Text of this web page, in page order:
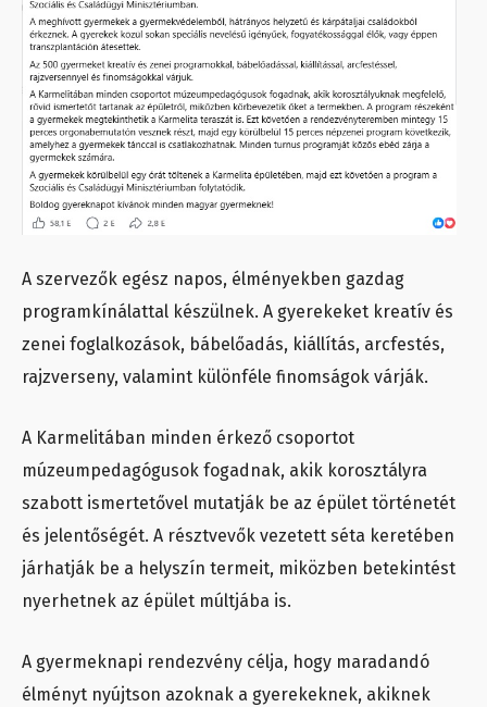
A szervezők egész napos, élményekben gazdag
programkínálattal készülnek. A gyerekeket kreatív és
zenei foglalkozások, bábelőadás, kiállítás, arcfestés,
rajzverseny, valamint különféle finomságok várják.
A Karmelitában minden érkező csoportot
múzeumpedagógusok fogadnak, akik korosztályra
szabott ismertetővel mutatják be az épület történetét
és jelentőségét. A résztvevők vezetett séta keretében
járhatják be a helyszín termeit, miközben betekintést
nyerhetnek az épület múltjába is.
A gyermeknapi rendezvény célja, hogy maradandó
élményt nyújtson azoknak a gyerekeknek, akiknek